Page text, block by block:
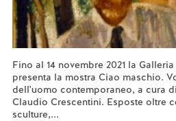
Fino al 14 novembre 2021 la
presenta la mostra Ciao maschio.
dell'uomo contemporaneo, a cura
Claudio Crescentini. Esposte oltre
sculture,...